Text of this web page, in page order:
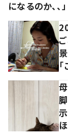
になるのか、、
ほ